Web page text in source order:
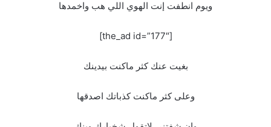
ويوم انطفت إنت الهوي اللي هب واخمدها
[the_ad id=”177″]
بغيت عنك كثر ماكنت بيدينك
وعلى كثر ماكنت كذباتك اصدقها